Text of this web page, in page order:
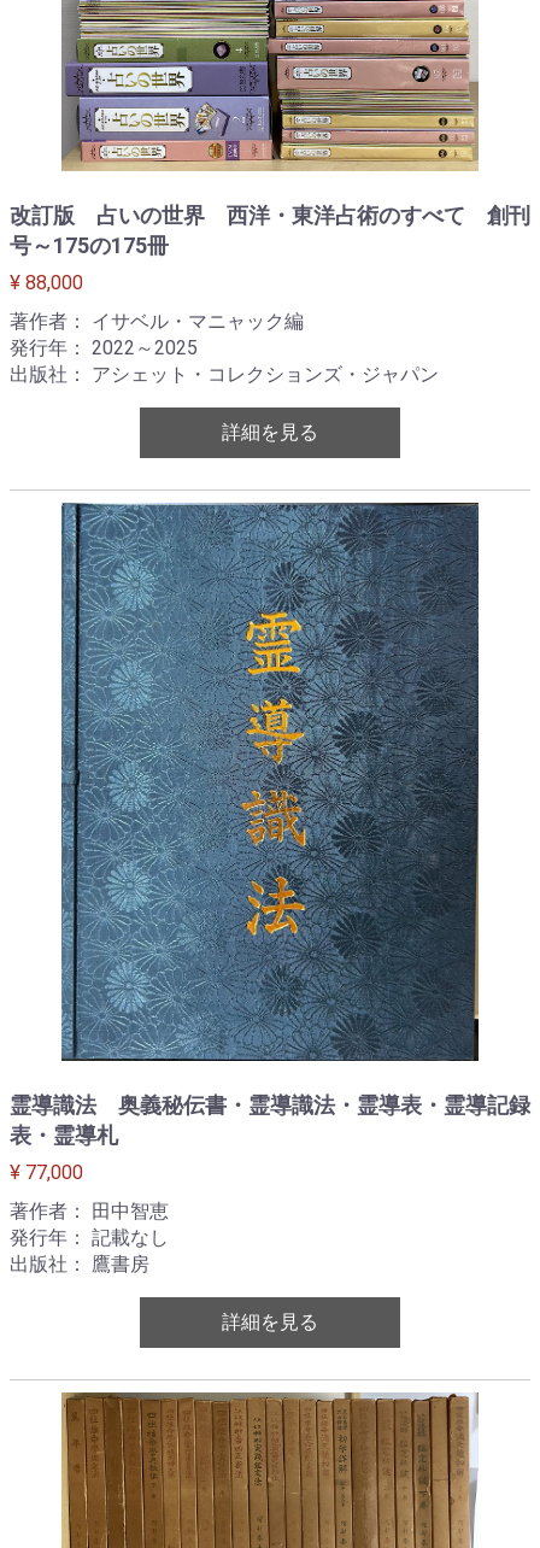
改訂版 占いの世界 西洋・東洋占術のすべて 創刊
号～175の175冊
¥ 88,000
著作者： イサベル・マニャック編
発行年： 2022～2025
出版社： アシェット・コレクションズ・ジャパン
詳細を見る
霊導識法 奥義秘伝書・霊導識法・霊導表・霊導記録
表・霊導札
¥ 77,000
著作者： 田中智恵
発行年： 記載なし
出版社： 鷹書房
詳細を見る